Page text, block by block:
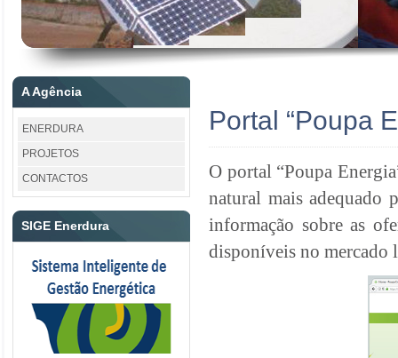
A Agência
ENERDURA
PROJETOS
CONTACTOS
SIGE Enerdura
Portal “Poupa
O portal “Poupa
natural mais adequado
informação sobre as
disponíveis no mercado